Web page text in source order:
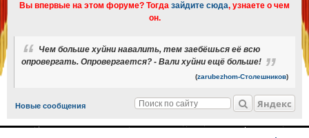
Вы впервые на этом форуме? Тогда зайдите сюда, узнаете о чем
он.
Чем больше хуйни навалить, тем заебёшься её всю
опровергать. Опровергается? - Вали хуйни ещё больше!
(zarubezhom-Столешников)
Новые сообщения Яндекс